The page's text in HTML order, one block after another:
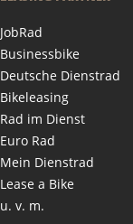
JobRad
Businessbike
Deutsche Dienstrad
Bikeleasing
Rad im Dienst
Euro Rad
Mein Dienstrad
Lease a Bike
u. v. m.